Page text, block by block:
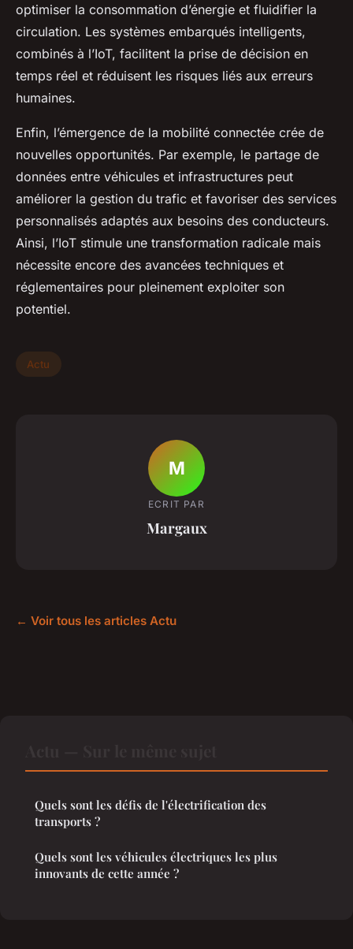
optimiser la consommation d’énergie et fluidifier la
circulation. Les systèmes embarqués intelligents,
combinés à l’IoT, facilitent la prise de décision en
temps réel et réduisent les risques liés aux erreurs
humaines.
Enfin, l’émergence de la mobilité connectée crée de
nouvelles opportunités. Par exemple, le partage de
données entre véhicules et infrastructures peut
améliorer la gestion du trafic et favoriser des services
personnalisés adaptés aux besoins des conducteurs.
Ainsi, l’IoT stimule une transformation radicale mais
nécessite encore des avancées techniques et
réglementaires pour pleinement exploiter son
potentiel.
Actu
M
ECRIT PAR
Margaux
← Voir tous les articles Actu
Quels sont les défis de l'électrification des
transports ?
Quels sont les véhicules électriques les plus
innovants de cette année ?